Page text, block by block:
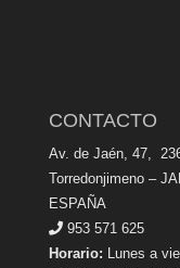
CONTACTO
Av. de Jaén, 47,
Torredonjimeno –
ESPAÑA
953 571 625
Horario: Lunes a